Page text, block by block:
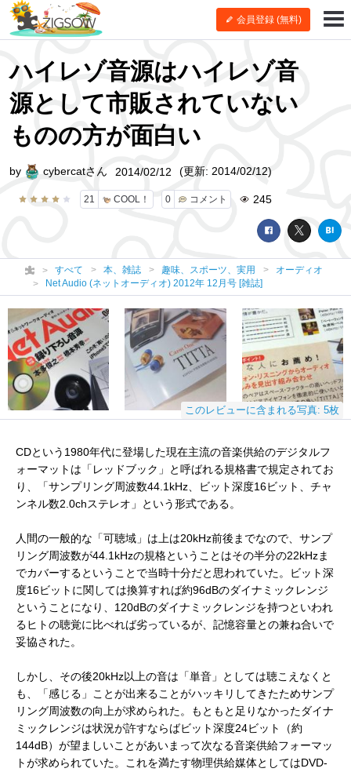
会員登録 (無料)
ハイレゾ音源はハイレゾ音
源として市販されていない
ものの方が面白い
21 COOL！ 0 コメント 245
by cybercatさん 2014/02/12 (更新: 2014/02/12)
すべて 本、雑誌 趣味、スポーツ、実用
オーディオ
Net Audio (ネットオーディオ) 2012年 12月号 [雑誌]
このレビューに含まれる写真: 5枚
CDという1980年代に登場した現在主流の音楽供給のデジタルフ
ォーマットは「レッドブック」と呼ばれる規格書で規定されてお
り、「サンプリング周波数44.1kHz、ビット深度16ビット、チャ
ンネル数2.0chステレオ」という形式である。
人間の一般的な「可聴域」は上は20kHz前後までなので、サンプ
リング周波数が44.1kHzの規格ということはその半分の22kHzま
でカバーするということで当時十分だと思われていた。ビット深
度16ビットに関しては換算すれば約96dBのダイナミックレンジ
ということになり、120dBのダイナミックレンジを持つといわれ
るヒトの聴覚に比べれば劣っているが、記憶容量との兼ね合いで
妥協された。
しかし、その後20kHz以上の音は「単音」としては聴こえなくと
も、「感じる」ことが出来ることがハッキリしてきたためサンプ
リング周波数の向上が求められた。もともと足りなかったダイナ
ミックレンジは状況が許すならばビット深度24ビット（約
144dB）が望ましいことがあいまって次なる音楽供給フォーマッ
トが求められていた。これを満たす物理供給媒体としてはDVD-